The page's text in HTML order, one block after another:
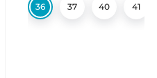
36 37 40 41